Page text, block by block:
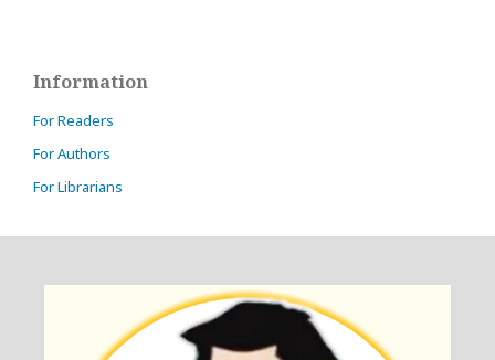
Information
For Readers
For Authors
For Librarians